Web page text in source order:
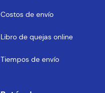
Costos de envío
Libro de quejas online
Tiempos de envío